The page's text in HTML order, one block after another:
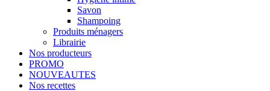
Savon
Shampoing
Produits ménagers
Librairie
Nos producteurs
PROMO
NOUVEAUTES
Nos recettes